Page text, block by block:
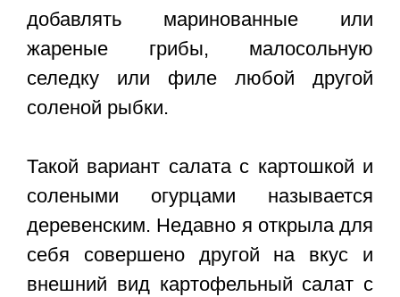
добавлять маринованные или
жареные грибы, малосольную
селедку или филе любой другой
соленой рыбки.
Такой вариант салата с картошкой и
солеными огурцами называется
деревенским. Недавно я открыла для
себя совершено другой на вкус и
внешний вид картофельный салат с